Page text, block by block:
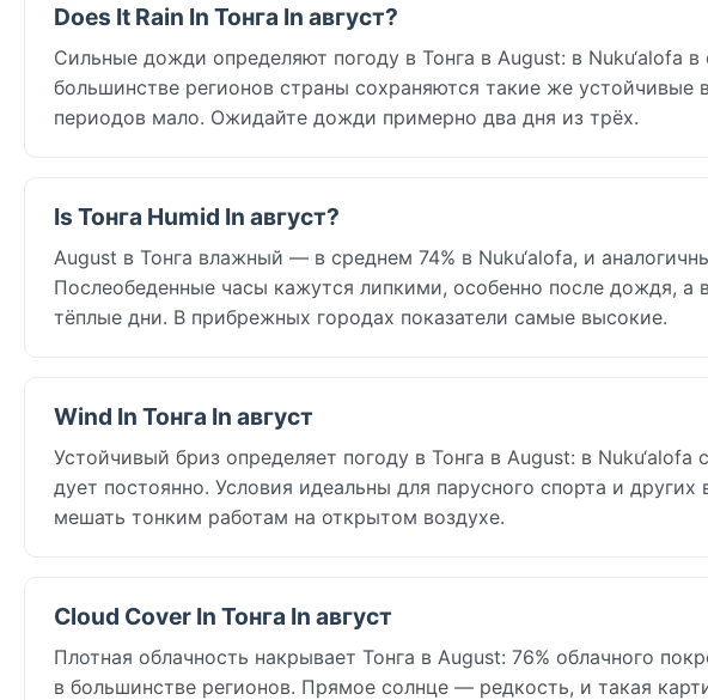
Does It Rain In Тонга In август?
Сильные дожди определяют погоду в Тонга в August: в Nuku‘alofa
большинстве регионов страны сохраняются такие же устойчивые
периодов мало. Ожидайте дожди примерно два дня из трёх.
Is Тонга Humid In август?
August в Тонга влажный — в среднем 74% в Nuku‘alofa, и
Послеобеденные часы кажутся липкими, особенно после дождя, а
тёплые дни. В прибрежных городах показатели самые высокие.
Wind In Тонга In август
Устойчивый бриз определяет погоду в Тонга в August: в
дует постоянно. Условия идеальны для парусного спорта и
мешать тонким работам на открытом воздухе.
Cloud Cover In Тонга In август
Плотная облачность накрывает Тонга в August: 76% облачного
в большинстве регионов. Прямое солнце — редкость, и такая